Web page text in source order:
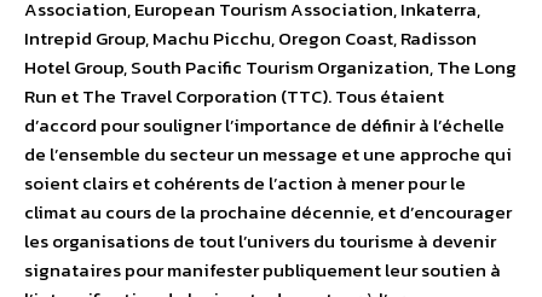
Association, European Tourism Association, Inkaterra,
Intrepid Group, Machu Picchu, Oregon Coast, Radisson
Hotel Group, South Pacific Tourism Organization, The Long
Run et The Travel Corporation (TTC). Tous étaient
d’accord pour souligner l’importance de définir à l’échelle
de l’ensemble du secteur un message et une approche qui
soient clairs et cohérents de l’action à mener pour le
climat au cours de la prochaine décennie, et d’encourager
les organisations de tout l’univers du tourisme à devenir
signataires pour manifester publiquement leur soutien à